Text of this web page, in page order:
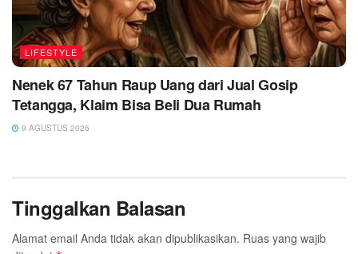
LIFESTYLE
Nenek 67 Tahun Raup Uang dari Jual Gosip
Tetangga, Klaim Bisa Beli Dua Rumah
9 AGUSTUS 2026
Tinggalkan Balasan
Alamat email Anda tidak akan dipublikasikan. Ruas yang wajib